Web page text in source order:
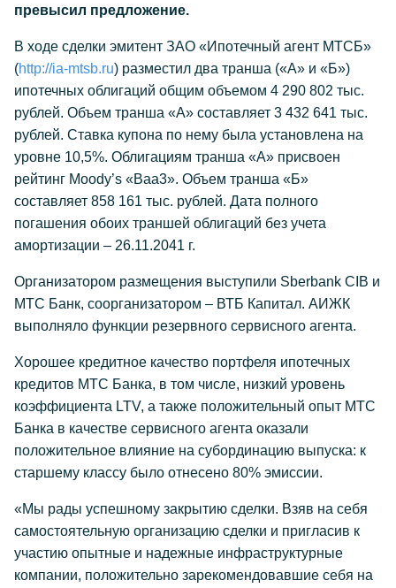
превысил предложение.
В ходе сделки эмитент ЗАО «Ипотечный агент МТСБ»
(http://ia-mtsb.ru) разместил два транша («А» и «Б»)
ипотечных облигаций общим объемом 4 290 802 тыс.
рублей. Объем транша «А» составляет 3 432 641 тыс.
рублей. Ставка купона по нему была установлена на
уровне 10,5%. Облигациям транша «А» присвоен
рейтинг Moody’s «Ваа3». Объем транша «Б»
составляет 858 161 тыс. рублей. Дата полного
погашения обоих траншей облигаций без учета
амортизации – 26.11.2041 г.
Организатором размещения выступили Sberbank CIB и
МТС Банк, соорганизатором – ВТБ Капитал. АИЖК
выполняло функции резервного сервисного агента.
Хорошее кредитное качество портфеля ипотечных
кредитов МТС Банка, в том числе, низкий уровень
коэффициента LTV, а также положительный опыт МТС
Банка в качестве сервисного агента оказали
положительное влияние на субординацию выпуска: к
старшему классу было отнесено 80% эмиссии.
«Мы рады успешному закрытию сделки. Взяв на себя
самостоятельную организацию сделки и пригласив к
участию опытные и надежные инфраструктурные
компании, положительно зарекомендовавшие себя на